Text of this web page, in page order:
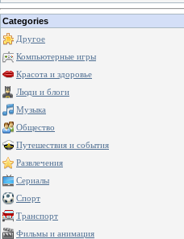
Categories
Другое
Компьютерные игры
Красота и здоровье
Люди и блоги
Музыка
Общество
Путешествия и события
Развлечения
Сериалы
Спорт
Транспорт
Фильмы и анимация